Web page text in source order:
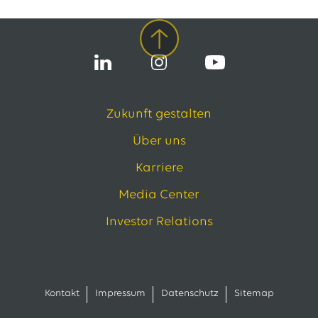
Zukunft gestalten
Über uns
Karriere
Media Center
Investor Relations
Kontakt Impressum Datenschutz Sitemap